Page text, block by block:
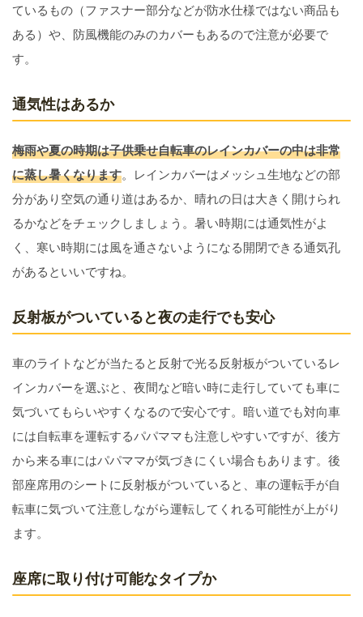
ているもの（ファスナー部分などが防水仕様ではない商品も
ある）や、防風機能のみのカバーもあるので注意が必要で
す。
通気性はあるか
梅雨や夏の時期は子供乗せ自転車のレインカバーの中は非常
に蒸し暑くなります。レインカバーはメッシュ生地などの部
分があり空気の通り道はあるか、晴れの日は大きく開けられ
るかなどをチェックしましょう。暑い時期には通気性がよ
く、寒い時期には風を通さないようになる開閉できる通気孔
があるといいですね。
反射板がついていると夜の走行でも安心
車のライトなどが当たると反射で光る反射板がついているレ
インカバーを選ぶと、夜間など暗い時に走行していても車に
気づいてもらいやすくなるので安心です。暗い道でも対向車
には自転車を運転するパパママも注意しやすいですが、後方
から来る車にはパパママが気づきにくい場合もあります。後
部座席用のシートに反射板がついていると、車の運転手が自
転車に気づいて注意しながら運転してくれる可能性が上がり
ます。
座席に取り付け可能なタイプか